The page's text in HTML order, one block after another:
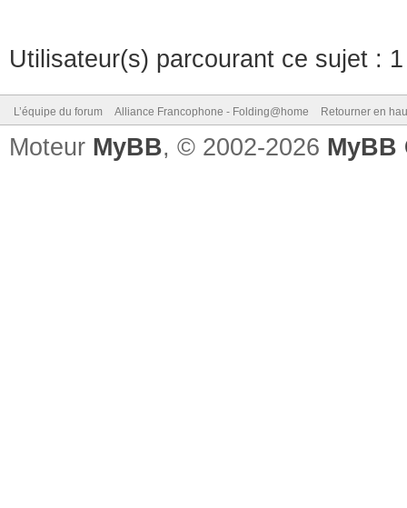
Utilisateur(s) parcourant ce sujet :
L’équipe du forum Alliance Francophone - Folding@home Retourner en
Moteur MyBB, © 2002-2026 MyBB